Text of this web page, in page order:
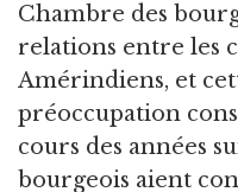
Chambre des
relations entre les
Amérindiens, et
préoccupation
cours des années
bourgeois aient